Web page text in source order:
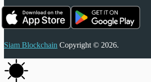
Siam Blockchain Copyright © 2026.